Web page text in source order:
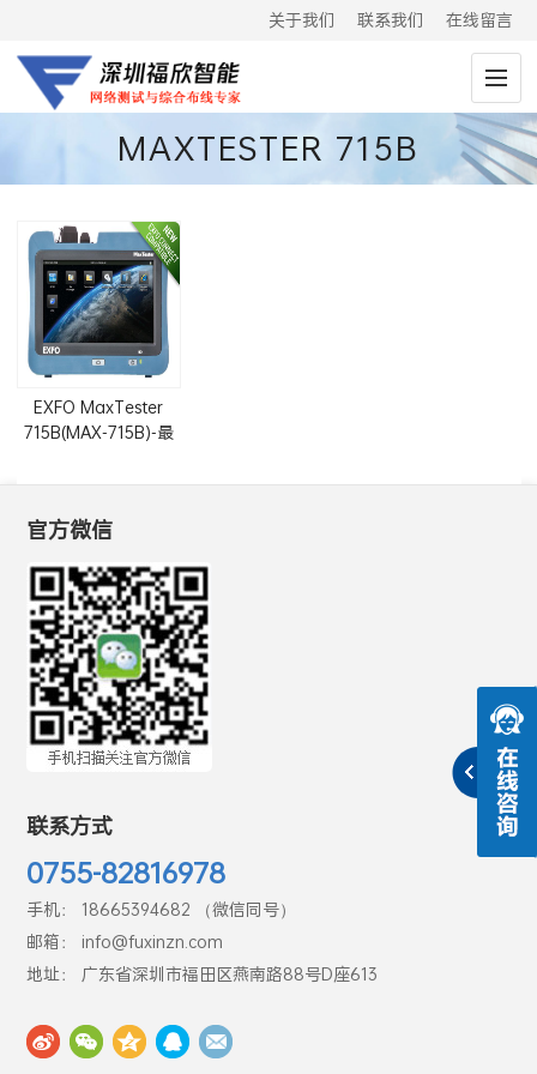
关于我们 联系我们 在线留言
MAXTESTER 715B
EXFO MaxTester
715B(MAX-715B)-最
官方微信
联系方式
0755-82816978
手机： 18665394682 （微信同号）
邮箱： info@fuxinzn.com
地址： 广东省深圳市福田区燕南路88号D座613